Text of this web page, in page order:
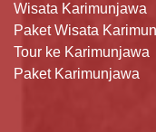
Wisata Karimunjawa
Paket Wisata
Tour ke Karimunjawa
Paket Karimunjawa